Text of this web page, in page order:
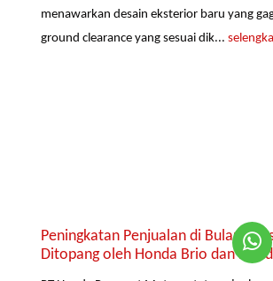
menawarkan desain eksterior baru yang
ground clearance yang sesuai dik...
Peningkatan Penjualan di Bulan
Ditopang oleh Honda Brio dan